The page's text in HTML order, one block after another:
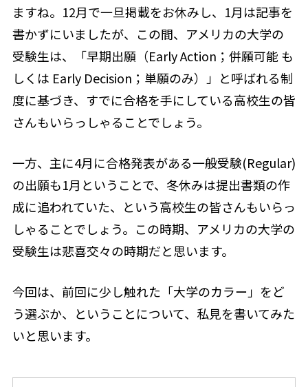
ますね。12月で一旦掲載をお休みし、1月は記事を
書かずにいましたが、この間、アメリカの大学の
受験生は、「早期出願（Early Action；併願可能 も
しくは Early Decision；単願のみ）」と呼ばれる制
度に基づき、すでに合格を手にしている高校生の皆
さんもいらっしゃることでしょう。
一方、主に4月に合格発表がある一般受験(Regular)
の出願も1月ということで、冬休みは提出書類の作
成に追われていた、という高校生の皆さんもいらっ
しゃることでしょう。この時期、アメリカの大学の
受験生は悲喜交々の時期だと思います。
今回は、前回に少し触れた「大学のカラー」をど
う選ぶか、ということについて、私見を書いてみた
いと思います。